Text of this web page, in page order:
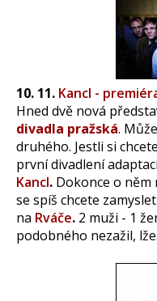
10. 11. Kancl -
Hned dvě nová
divadla pražská.
druhého. Jestli si
první divadlení
Kancl. Dokonce o něm
se spíš chcete
na Rváče. 2 muži - 1
podobného nezažil, lže.